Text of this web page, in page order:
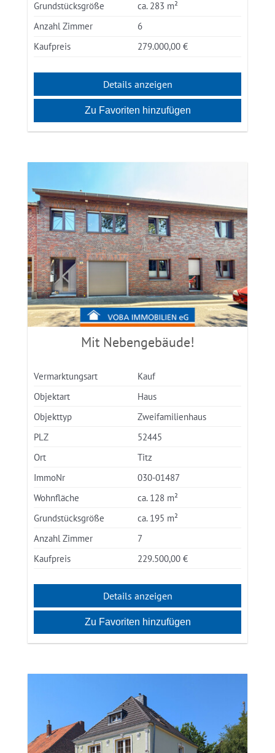
Grundstücksgröße
ca. 283 m²
Anzahl Zimmer
6
Kaufpreis
279.000,00 €
Details anzeigen
Zu Favoriten hinzufügen
Mit Nebengebäude!
Vermarktungsart
Kauf
Objektart
Haus
Objekttyp
Zweifamilienhaus
PLZ
52445
Ort
Titz
ImmoNr
030-01487
Wohnfläche
ca. 128 m²
Grundstücksgröße
ca. 195 m²
Anzahl Zimmer
7
Kaufpreis
229.500,00 €
Details anzeigen
Zu Favoriten hinzufügen